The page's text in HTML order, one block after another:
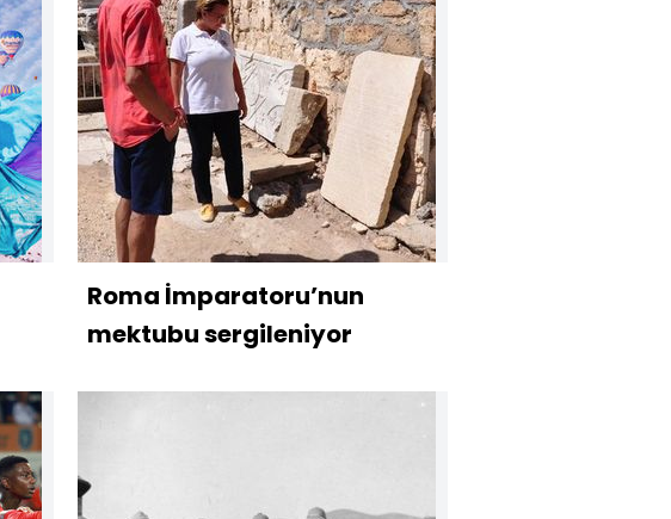
Roma İmparatoru’nun
mektubu sergileniyor